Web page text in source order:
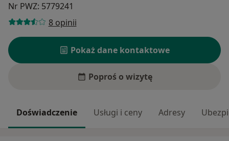
Nr PWZ: 5779241
8 opinii
Pokaż dane kontaktowe
Poproś o wizytę
Doświadczenie Usługi i ceny Adresy